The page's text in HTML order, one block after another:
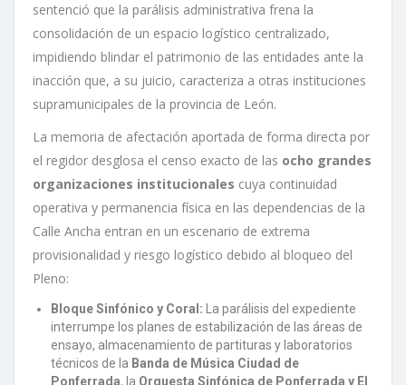
sentenció que la parálisis administrativa frena la
consolidación de un espacio logístico centralizado,
impidiendo blindar el patrimonio de las entidades ante la
inacción que, a su juicio, caracteriza a otras instituciones
supramunicipales de la provincia de León.
La memoria de afectación aportada de forma directa por
el regidor desglosa el censo exacto de las ocho grandes
organizaciones institucionales cuya continuidad
operativa y permanencia física en las dependencias de la
Calle Ancha entran en un escenario de extrema
provisionalidad y riesgo logístico debido al bloqueo del
Pleno:
Bloque Sinfónico y Coral: La parálisis del expediente
interrumpe los planes de estabilización de las áreas de
ensayo, almacenamiento de partituras y laboratorios
técnicos de la Banda de Música Ciudad de
Ponferrada, la Orquesta Sinfónica de Ponferrada y El